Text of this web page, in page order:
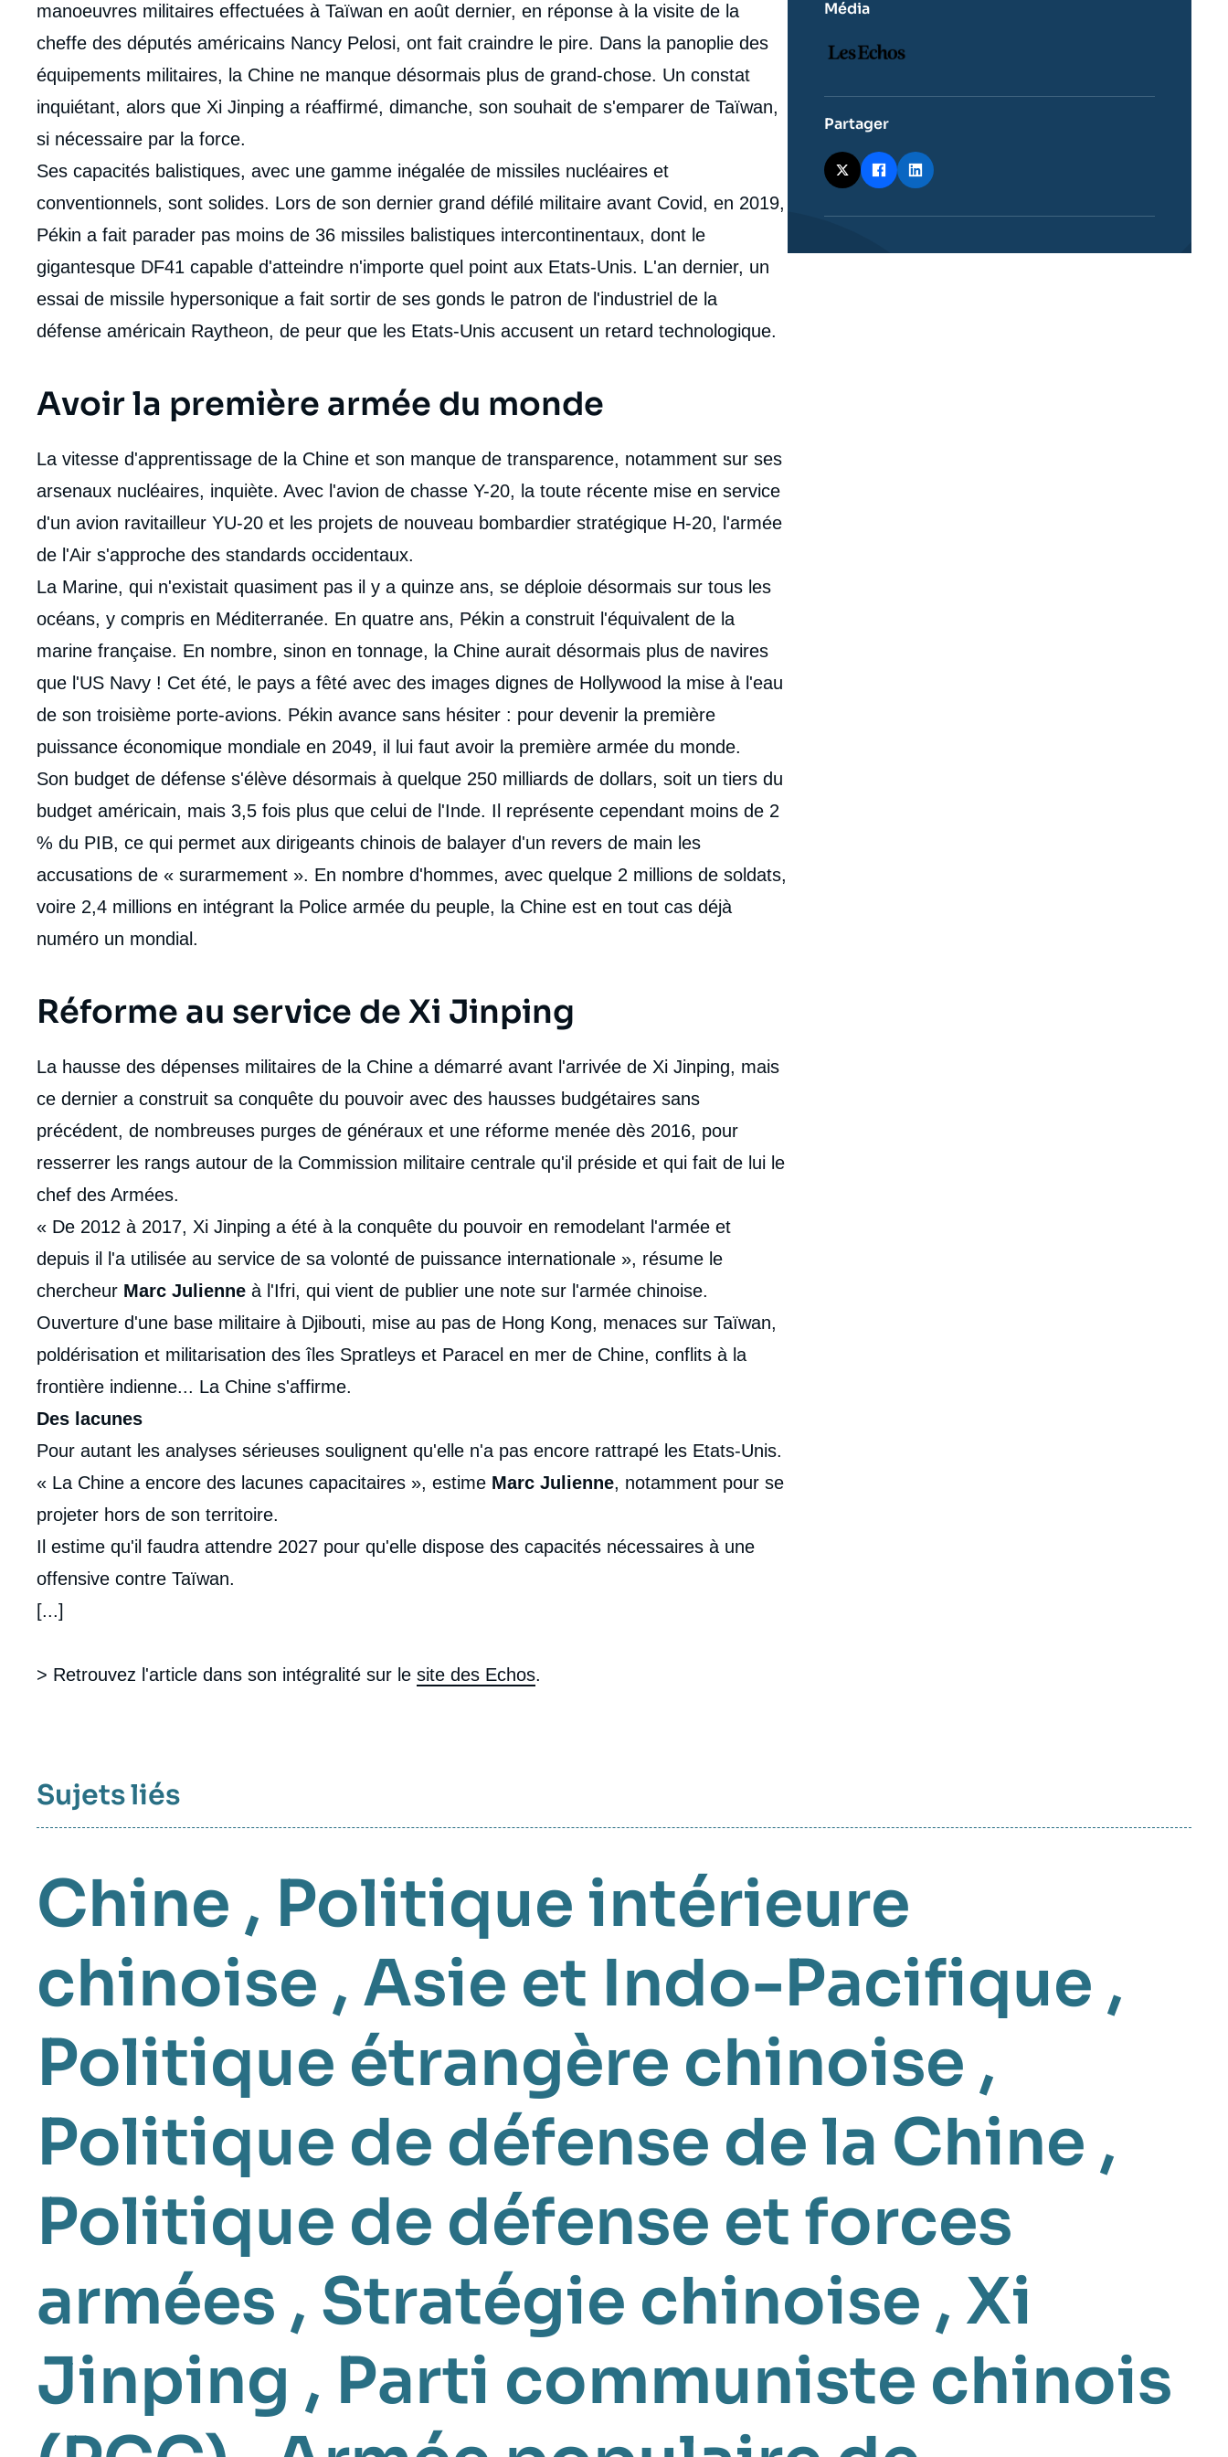
intervention
médiatique
manoeuvres militaires effectuées à Taïwan en août dernier, en réponse à la visite de la
cheffe des députés américains Nancy Pelosi, ont fait craindre le pire. Dans la panoplie des
équipements militaires, la Chine ne manque désormais plus de grand-chose. Un constat
inquiétant, alors que Xi Jinping a réaffirmé, dimanche, son souhait de s'emparer de Taïwan,
si nécessaire par la force.
Ses capacités balistiques, avec une gamme inégalée de missiles nucléaires et
conventionnels, sont solides. Lors de son dernier grand défilé militaire avant Covid, en 2019,
Pékin a fait parader pas moins de 36 missiles balistiques intercontinentaux, dont le
gigantesque DF41 capable d'atteindre n'importe quel point aux Etats-Unis. L'an dernier, un
essai de missile hypersonique a fait sortir de ses gonds le patron de l'industriel de la
défense américain Raytheon, de peur que les Etats-Unis accusent un retard technologique.
Avoir la première armée du monde
La vitesse d'apprentissage de la Chine et son manque de transparence, notamment sur ses
arsenaux nucléaires, inquiète. Avec l'avion de chasse Y-20, la toute récente mise en service
d'un avion ravitailleur YU-20 et les projets de nouveau bombardier stratégique H-20, l'armée
de l'Air s'approche des standards occidentaux.
La Marine, qui n'existait quasiment pas il y a quinze ans, se déploie désormais sur tous les
océans, y compris en Méditerranée. En quatre ans, Pékin a construit l'équivalent de la
marine française. En nombre, sinon en tonnage, la Chine aurait désormais plus de navires
que l'US Navy ! Cet été, le pays a fêté avec des images dignes de Hollywood la mise à l'eau
de son troisième porte-avions. Pékin avance sans hésiter : pour devenir la première
puissance économique mondiale en 2049, il lui faut avoir la première armée du monde.
Son budget de défense s'élève désormais à quelque 250 milliards de dollars, soit un tiers du
budget américain, mais 3,5 fois plus que celui de l'Inde. Il représente cependant moins de 2
% du PIB, ce qui permet aux dirigeants chinois de balayer d'un revers de main les
accusations de « surarmement ». En nombre d'hommes, avec quelque 2 millions de soldats,
voire 2,4 millions en intégrant la Police armée du peuple, la Chine est en tout cas déjà
numéro un mondial.
Réforme au service de Xi Jinping
La hausse des dépenses militaires de la Chine a démarré avant l'arrivée de Xi Jinping, mais
ce dernier a construit sa conquête du pouvoir avec des hausses budgétaires sans
précédent, de nombreuses purges de généraux et une réforme menée dès 2016, pour
resserrer les rangs autour de la Commission militaire centrale qu'il préside et qui fait de lui le
chef des Armées.
« De 2012 à 2017, Xi Jinping a été à la conquête du pouvoir en remodelant l'armée et
depuis il l'a utilisée au service de sa volonté de puissance internationale », résume le
chercheur Marc Julienne à l'Ifri, qui vient de publier une note sur l'armée chinoise.
Ouverture d'une base militaire à Djibouti, mise au pas de Hong Kong, menaces sur Taïwan,
poldérisation et militarisation des îles Spratleys et Paracel en mer de Chine, conflits à la
frontière indienne... La Chine s'affirme.
Des lacunes
Pour autant les analyses sérieuses soulignent qu'elle n'a pas encore rattrapé les Etats-Unis.
« La Chine a encore des lacunes capacitaires », estime Marc Julienne, notamment pour se
projeter hors de son territoire.
Il estime qu'il faudra attendre 2027 pour qu'elle dispose des capacités nécessaires à une
offensive contre Taïwan.
[...]
> Retrouvez l'article dans son intégralité sur le site des Echos.
Média
Logo
Partager
Sujets liés
Chine , Politique intérieure
chinoise , Asie et Indo-Pacifique ,
Politique étrangère chinoise ,
Politique de défense de la Chine ,
Politique de défense et forces
armées , Stratégie chinoise , Xi
Jinping , Parti communiste chinois